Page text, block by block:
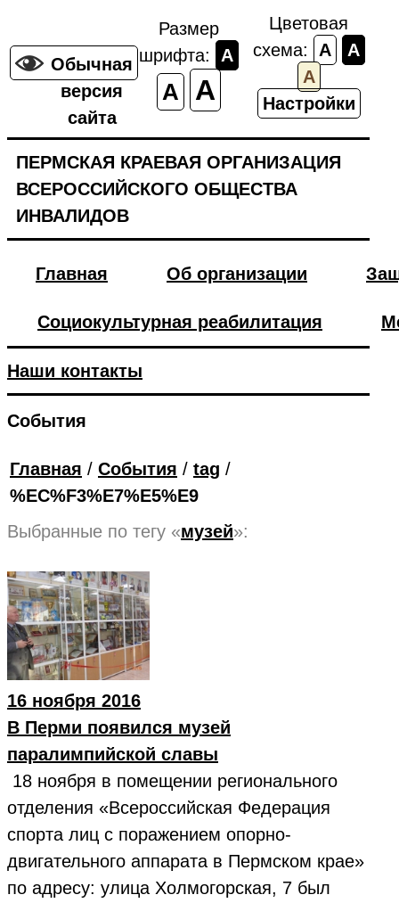
Обычная
версия
сайта
Размер
шрифта:
A
A A
Цветовая
схема:
A
A
A
Настройки
ПЕРМСКАЯ КРАЕВАЯ ОРГАНИЗАЦИЯ
ВСЕРОССИЙСКОГО ОБЩЕСТВА
ИНВАЛИДОВ
Главная Об организации
Социокультурная реабилитация
Наши контакты
События
Главная / События / tag /
%EC%F3%E7%E5%E9
Выбранные по тегу «музей»:
16 ноября 2016
В Перми появился музей
паралимпийской славы
18 ноября в помещении регионального
отделения «Всероссийская Федерация
спорта лиц с поражением опорно-
двигательного аппарата в Пермском крае»
по адресу: улица Холмогорская, 7 был